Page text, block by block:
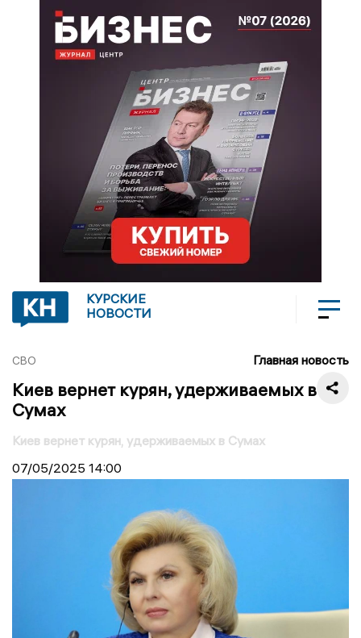
КУРСКИЕ
НОВОСТИ
СВО Главная новость
Киев вернет курян, удерживаемых в
Сумах
Киев вернет курян, удерживаемых в Сумах
07/05/2025 14:00